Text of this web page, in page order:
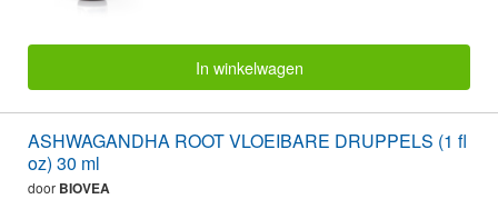
In winkelwagen
ASHWAGANDHA ROOT VLOEIBARE DRUPPELS (1 fl
oz) 30 ml
door BIOVEA